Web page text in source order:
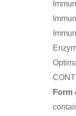
Form